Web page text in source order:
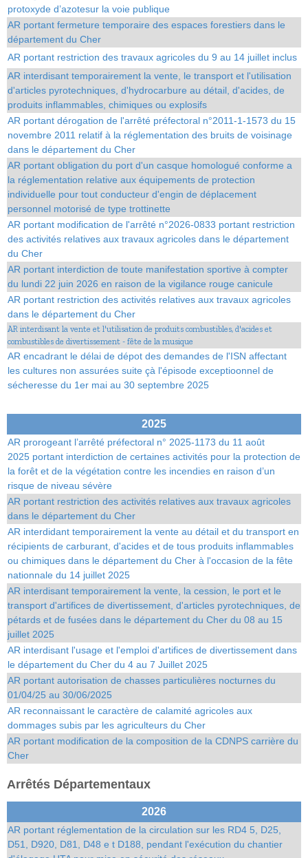
protoxyde d’azotesur la voie publique
AR portant fermeture temporaire des espaces forestiers dans le
département du Cher
AR portant restriction des travaux agricoles du 9 au 14 juillet inclus
AR interdisant temporairement la vente, le transport et l'utilisation
d'articles pyrotechniques, d'hydrocarbure au détail, d'acides, de
produits inflammables, chimiques ou explosifs
AR portant dérogation de l'arrêté préfectoral n°2011-1-1573 du 15
novembre 2011 relatif à la réglementation des bruits de voisinage
dans le département du Cher
AR portant obligation du port d'un casque homologué conforme a
la réglementation relative aux équipements de protection
individuelle pour tout conducteur d'engin de déplacement
personnel motorisé de type trottinette
AR portant modification de l'arrêté n°2026-0833 portant restriction
des activités relatives aux travaux agricoles dans le département
du Cher
AR portant interdiction de toute manifestation sportive à compter
du lundi 22 juin 2026 en raison de la vigilance rouge canicule
AR portant restriction des activités relatives aux travaux agricoles
dans le département du Cher
AR interdisant la vente et l'utilisation de produits combustibles, d'acides et
combustibles de divertissement - fête de la musique
AR encadrant le délai de dépot des demandes de l'ISN affectant
les cultures non assurées suite çà l'épisode exceptioonnel de
sécheresse du 1er mai au 30 septembre 2025
2025
AR prorogeant l’arrêté préfectoral n° 2025-1173 du 11 août
2025 portant interdiction de certaines activités pour la protection de
la forêt et de la végétation contre les incendies en raison d’un
risque de niveau sévère
AR portant restriction des activités relatives aux travaux agricoles
dans le département du Cher
AR interdidant temporairement la vente au détail et du transport en
récipients de carburant, d'acides et de tous produits inflammables
ou chimiques dans le département du Cher à l'occasion de la fête
nationnale du 14 juillet 2025
AR interdisant temporairement la vente, la cession, le port et le
transport d'artifices de divertissement, d'articles pyrotechniques, de
pétards et de fusées dans le département du Cher du 08 au 15
juillet 2025
AR interdisant l'usage et l'emploi d'artifices de divertissement dans
le département du Cher du 4 au 7 Juillet 2025
AR portant autorisation de chasses particulières nocturnes du
01/04/25 au 30/06/2025
AR reconnaissant le caractère de calamité agricoles aux
dommages subis par les agriculteurs du Cher
AR portant modification de la composition de la CDNPS carrière du
Cher
Arrêtés Départementaux
2026
AR portant réglementation de la circulation sur les RD4 5, D25,
D51, D920, D81, D48 e t D188, pendant l'exécution du chantier